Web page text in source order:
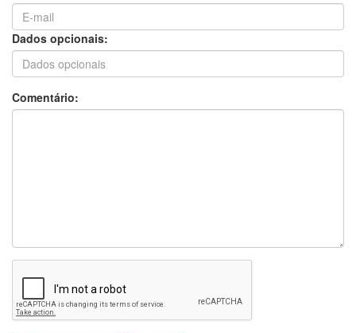
Dados opcionais:
Comentário: